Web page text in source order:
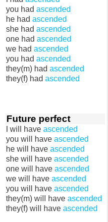
you had ascended
he had ascended
she had ascended
one had ascended
we had ascended
you had ascended
they(m) had ascended
they(f) had ascended
Future perfect
I will have ascended
you will have ascended
he will have ascended
she will have ascended
one will have ascended
we will have ascended
you will have ascended
they(m) will have ascended
they(f) will have ascended